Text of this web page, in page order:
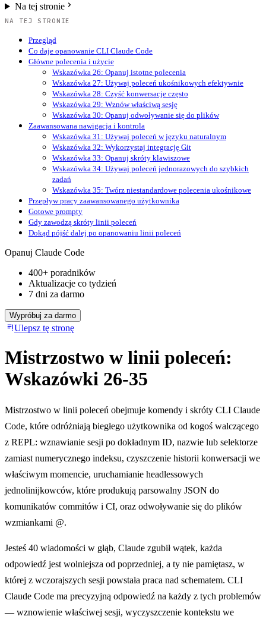
Na tej stronie
NA TEJ STRONIE
Przegląd
Co daje opanowanie CLI Claude Code
Główne polecenia i użycie
Wskazówka 26: Opanuj istotne polecenia
Wskazówka 27: Używaj poleceń ukośnikowych efektywnie
Wskazówka 28: Czyść konwersacje często
Wskazówka 29: Wznów właściwą sesję
Wskazówka 30: Opanuj odwoływanie się do plików
Zaawansowana nawigacja i kontrola
Wskazówka 31: Używaj poleceń w języku naturalnym
Wskazówka 32: Wykorzystaj integrację Git
Wskazówka 33: Opanuj skróty klawiszowe
Wskazówka 34: Używaj poleceń jednorazowych do szybkich
zadań
Wskazówka 35: Twórz niestandardowe polecenia ukośnikowe
Przepływ pracy zaawansowanego użytkownika
Gotowe prompty
Gdy zawodzą skróty linii poleceń
Dokąd pójść dalej po opanowaniu linii poleceń
Opanuj Claude Code
400+ poradników
Aktualizacje co tydzień
7 dni za darmo
Wypróbuj za darmo
Ulepsz tę stronę
Mistrzostwo w linii poleceń:
Wskazówki 26-35
Mistrzostwo w linii poleceń obejmuje komendy i skróty CLI Claude
Code, które odróżniają biegłego użytkownika od kogoś walczącego
z REPL: wznawianie sesji po dokładnym ID, nazwie lub selektorze
zamiast numerycznego indeksu, czyszczenie historii konwersacji we
właściwym momencie, uruchamianie headlessowych
jednolinijkowców, które produkują parsowalny JSON do
komunikatów commitów i CI, oraz odwoływanie się do plików
wzmiankami @.
Jesteś 40 wiadomości w głąb, Claude zgubił wątek, każda
odpowiedź jest wolniejsza od poprzedniej, a ty nie pamiętasz, w
której z wczorajszych sesji powstała praca nad schematem. CLI
Claude Code ma precyzyjną odpowiedź na każdy z tych problemów
— wznowienie właściwej sesji, wyczyszczenie kontekstu we